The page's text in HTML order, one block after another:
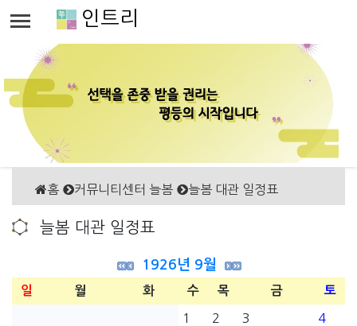
인트리
홈 커뮤니티센터 늘봄 늘봄 대관 일정표
늘봄 대관 일정표
1926년 9월
일 월 화 수 목 금 토
1 2 3 4